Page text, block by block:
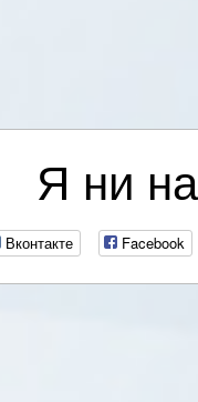
Я ни
Вконтакте Facebook